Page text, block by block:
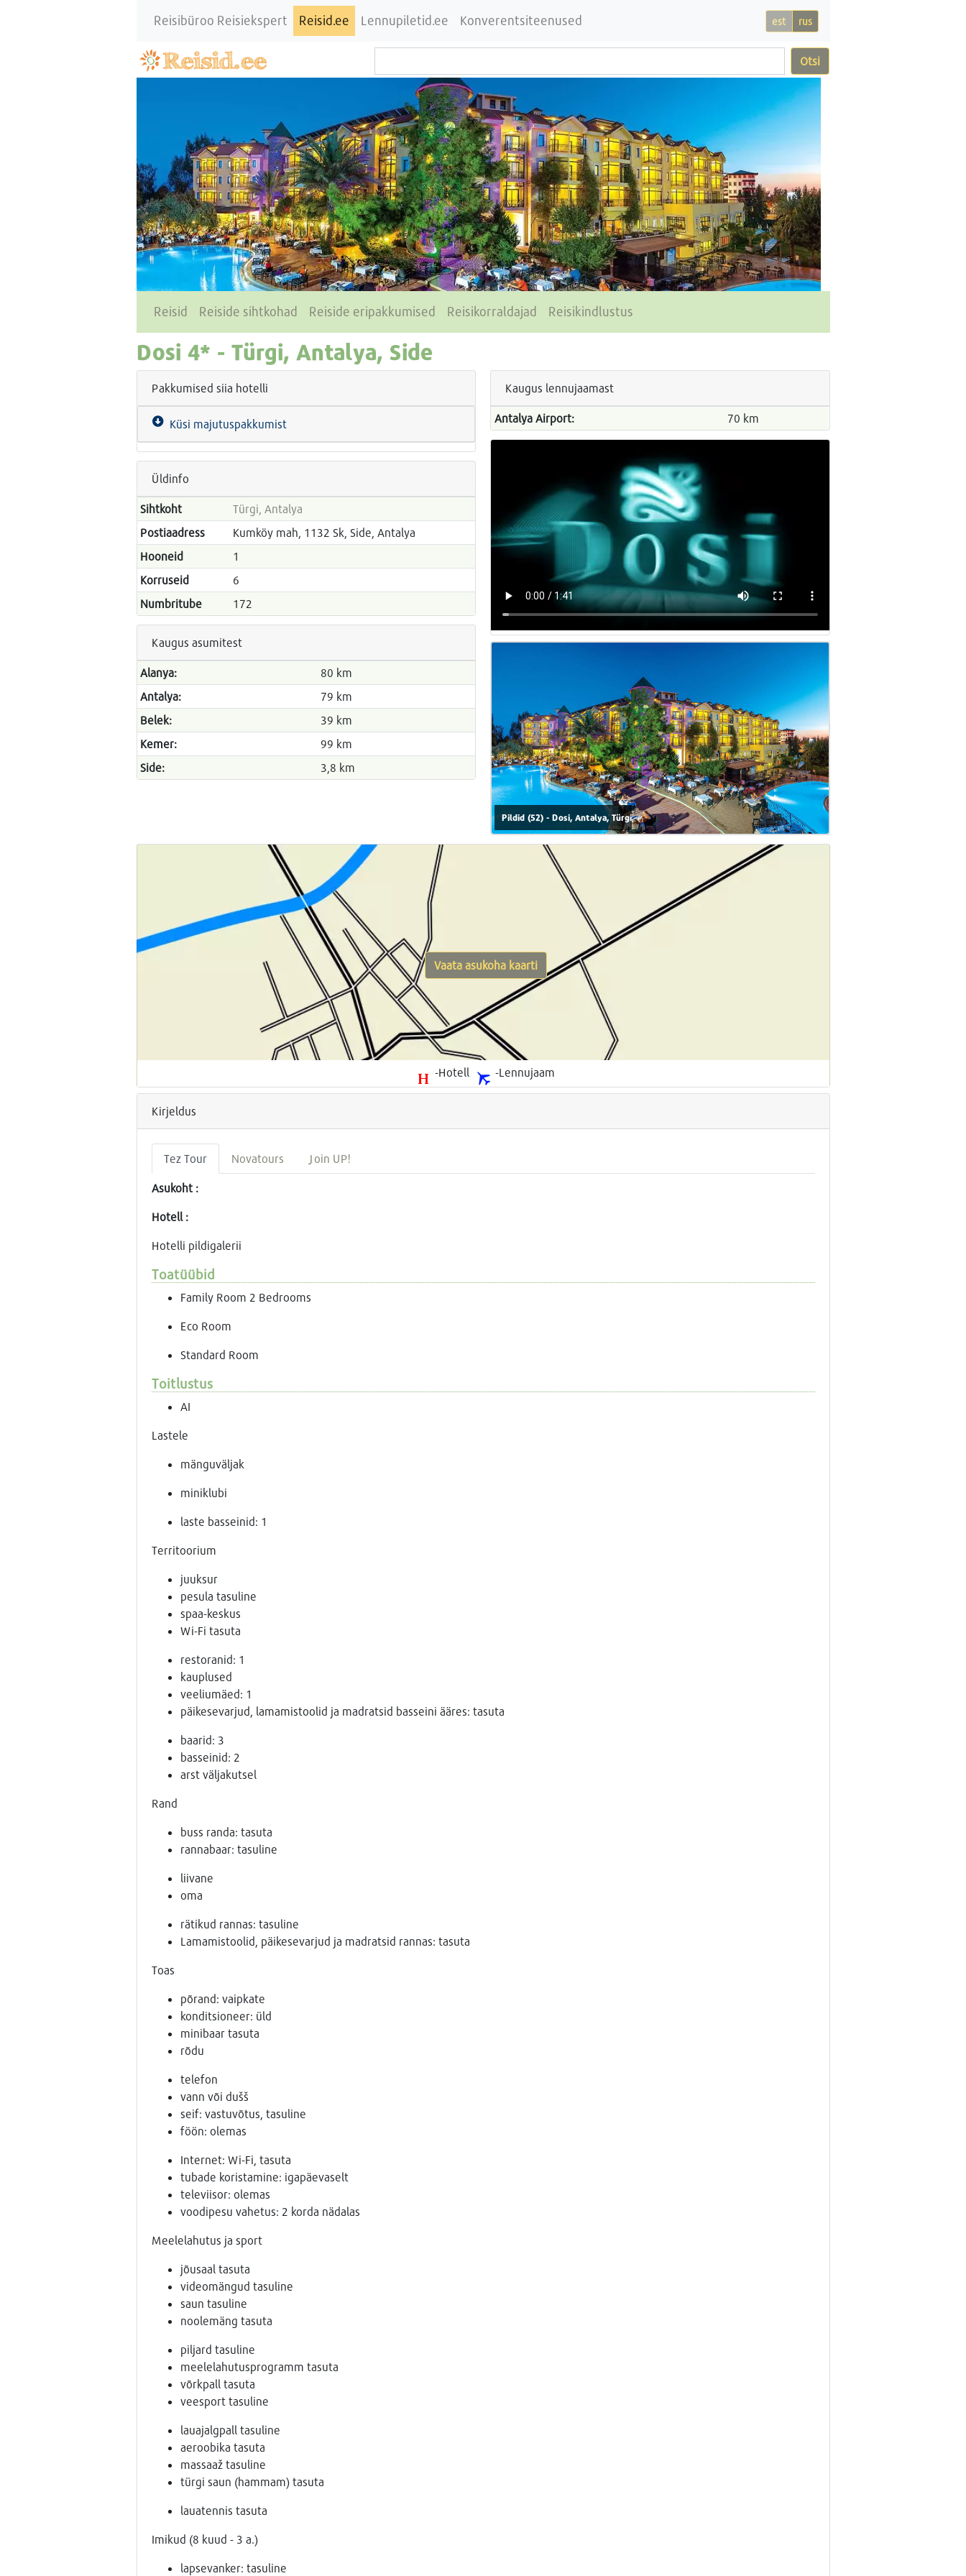
Reisibüroo Reisiekspert Reisid.ee Lennupiletid.ee Konverentsiteenused est rus
Otsi
Reisid Reiside sihtkohad Reiside eripakkumised Reisikorraldajad Reisikindlustus
Dosi 4* - Türgi, Antalya, Side
Pakkumised siia hotelli
Küsi majutuspakkumist
Üldinfo
Sihtkoht
Türgi, Antalya
Postiaadress
Kumköy mah, 1132 Sk, Side, Antalya
Hooneid
1
Korruseid
6
Numbritube
172
Kaugus asumitest
Alanya:
80 km
Antalya:
79 km
Belek:
39 km
Kemer:
99 km
Side:
3,8 km
Kaugus lennujaamast
Antalya Airport: 70 km
Pildid (52) - Dosi, Antalya, Türgi
-Hotell -Lennujaam
Vaata asukoha kaarti
Kirjeldus
Tez Tour Novatours Join UP!
Asukoht :
Hotell :
Hotelli pildigalerii
Toatüübid
Family Room 2 Bedrooms
Eco Room
Standard Room
Toitlustus
AI
Lastele
mänguväljak
miniklubi
laste basseinid: 1
Territoorium
juuksur
pesula tasuline
spaa-keskus
Wi-Fi tasuta
restoranid: 1
kauplused
veeliumäed: 1
päikesevarjud, lamamistoolid ja madratsid basseini ääres: tasuta
baarid: 3
basseinid: 2
arst väljakutsel
Rand
buss randa: tasuta
rannabaar: tasuline
liivane
oma
rätikud rannas: tasuline
Lamamistoolid, päikesevarjud ja madratsid rannas: tasuta
Toas
põrand: vaipkate
konditsioneer: üld
minibaar tasuta
rõdu
telefon
vann või dušš
seif: vastuvõtus, tasuline
föön: olemas
Internet: Wi-Fi, tasuta
tubade koristamine: igapäevaselt
televiisor: olemas
voodipesu vahetus: 2 korda nädalas
Meelelahutus ja sport
jõusaal tasuta
videomängud tasuline
saun tasuline
noolemäng tasuta
piljard tasuline
meelelahutusprogramm tasuta
võrkpall tasuta
veesport tasuline
lauajalgpall tasuline
aeroobika tasuta
massaaž tasuline
türgi saun (hammam) tasuta
lauatennis tasuta
Imikud (8 kuud - 3 a.)
lapsevanker: tasuline